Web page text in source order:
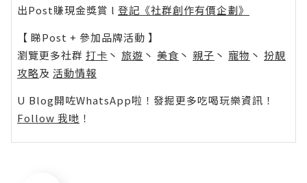
出Post賺現金獎賞 l 登記《社群創作有價企劃》
【 睇Post + 參加品牌活動 】
瀏覽更多社群 打卡 丶 旅遊 丶 美食 丶 親子 丶 寵物 丶 扮靚
攻略及 活動情報
U Blog開咗WhatsApp啦！發掘更多吃喝玩樂資訊！
Follow 我哋 ！